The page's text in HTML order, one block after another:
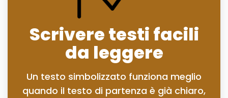
Scrivere testi facili
da leggere
Un testo simbolizzato funziona meglio
quando il testo di partenza è già chiaro,